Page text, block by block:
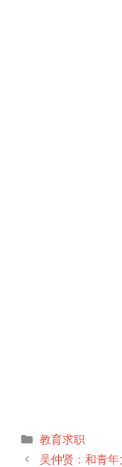
分
类
教育求职
吴仲贤：和青年